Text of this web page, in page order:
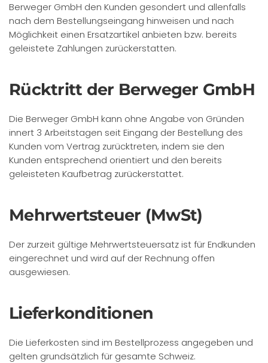
Berweger GmbH den Kunden gesondert und allenfalls
nach dem Bestellungseingang hinweisen und nach
Möglichkeit einen Ersatzartikel anbieten bzw. bereits
geleistete Zahlungen zurückerstatten.
Rücktritt der Berweger GmbH
Die Berweger GmbH kann ohne Angabe von Gründen
innert 3 Arbeitstagen seit Eingang der Bestellung des
Kunden vom Vertrag zurücktreten, indem sie den
Kunden entsprechend orientiert und den bereits
geleisteten Kaufbetrag zurückerstattet.
Mehrwertsteuer (MwSt)
Der zurzeit gültige Mehrwertsteuersatz ist für Endkunden
eingerechnet und wird auf der Rechnung offen
ausgewiesen.
Lieferkonditionen
Die Lieferkosten sind im Bestellprozess angegeben und
gelten grundsätzlich für gesamte Schweiz.